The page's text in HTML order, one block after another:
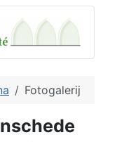
Fotogalerij